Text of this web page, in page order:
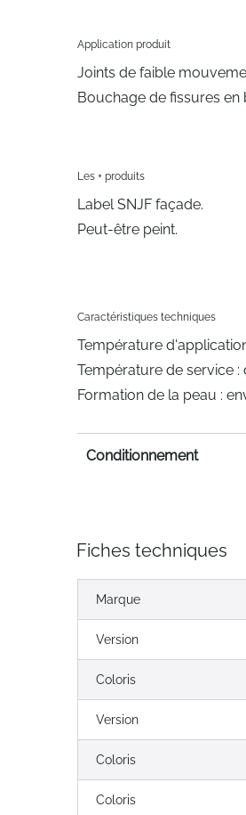
Application produit
Joints de faible
Bouchage de fissures
Les + produits
Label SNJF façade.
Peut-être peint.
Caractéristiques techniques
Température d'application
Température de service :
Formation de la peau :
Conditionnement
Fiches techniques
Marque
Version
Coloris
Version
Coloris
Coloris